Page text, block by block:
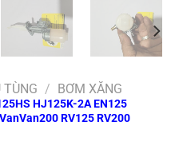
TÙNG / BƠM XĂNG
HJ125K-2A EN125
RV125 RV200